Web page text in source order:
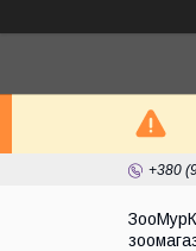
+380